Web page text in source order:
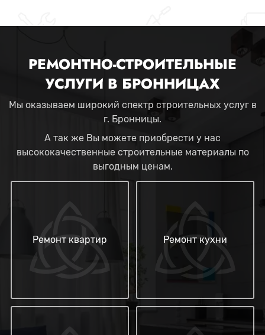
РЕМОНТНО-СТРОИТЕЛЬНЫЕ
УСЛУГИ В БРОННИЦАХ
Мы оказываем широкий спектр строительных услуг в
г. Бронницы.
А так же Вы можете приобрести у нас
высококачественные строительные материалы по
выгодным ценам.
Ремонт квартир Ремонт кухни